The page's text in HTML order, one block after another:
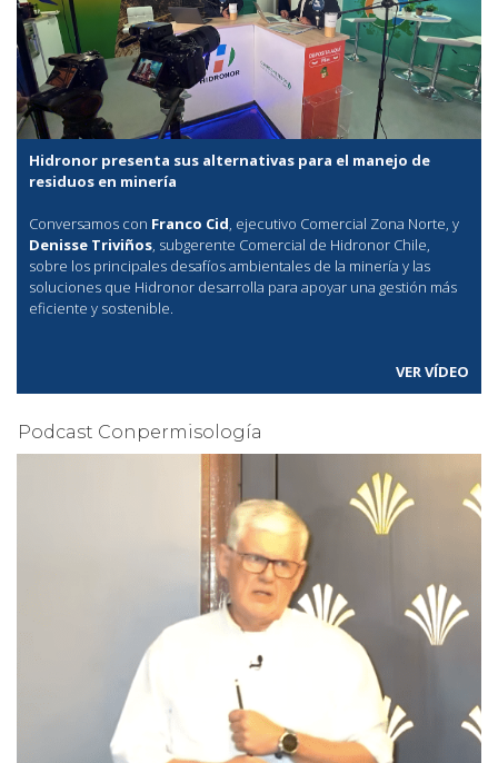
Hidronor presenta sus alternativas para el manejo de
residuos en minería
Conversamos con Franco Cid, ejecutivo Comercial Zona Norte, y
Denisse Triviños, subgerente Comercial de Hidronor Chile,
sobre los principales desafíos ambientales de la minería y las
soluciones que Hidronor desarrolla para apoyar una gestión más
eficiente y sostenible.
VER VÍDEO
Podcast Conpermisología